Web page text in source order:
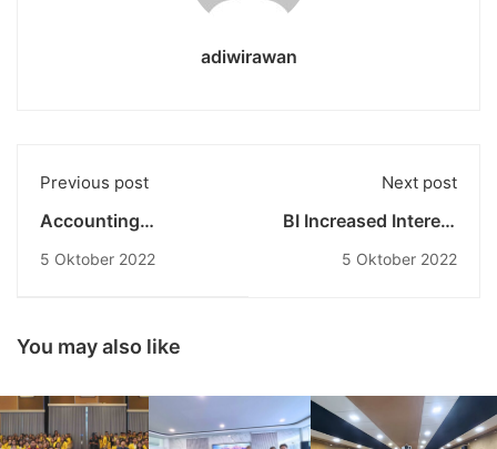
adiwirawan
Previous post
Accounting
National Education
Generation Of
International
Competitiveness
5 Oktober 2022
Next post
BI Increased Interest
On The Community
5 Oktober 2022
You may also like